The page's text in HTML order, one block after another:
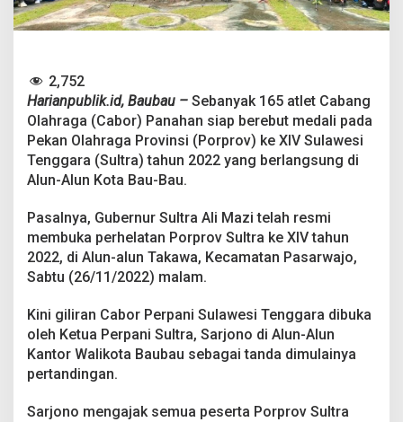
a
n
p
B
e
r
e
b
t
M
e
d
a
i
i
P
p
2,752
Harianpublik.id, Baubau – Sebanyak 165 atlet Cabang
Olahraga (Cabor) Panahan siap berebut medali pada
Pekan Olahraga Provinsi (Porprov) ke XIV Sulawesi
Tenggara (Sultra) tahun 2022 yang berlangsung di
Alun-Alun Kota Bau-Bau.
Pasalnya, Gubernur Sultra Ali Mazi telah resmi
membuka perhelatan Porprov Sultra ke XIV tahun
2022, di Alun-alun Takawa, Kecamatan Pasarwajo,
Sabtu (26/11/2022) malam.
Kini giliran Cabor Perpani Sulawesi Tenggara dibuka
oleh Ketua Perpani Sultra, Sarjono di Alun-Alun
Kantor Walikota Baubau sebagai tanda dimulainya
pertandingan.
Sarjono mengajak semua peserta Porprov Sultra